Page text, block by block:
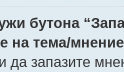
бутона
на тема/
да запазите